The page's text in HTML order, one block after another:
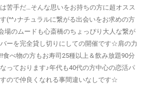
苦手だ…そんな思いをお持ちの方に超オスス
(^^♪ナチュラルに繋がる出会いをお求めの方
場のムードも心斎橋のちょっぴり大人な繋が
ーを完全貸し切りにしての開催です☆肩の力
食べ物の方もお寿司25種以上＆飲み放題90分
っております♪年代も40代の方中心の恋活パ
ので仲良くなれる事間違いなしです☆